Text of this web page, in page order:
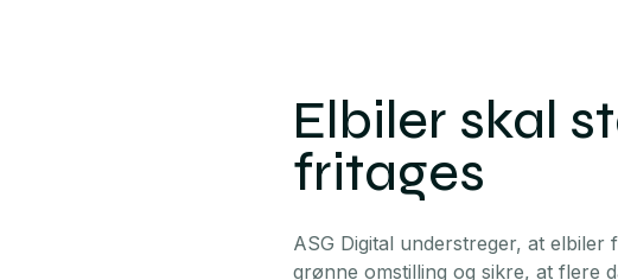
Elbiler skal
fritages
ASG Digital understreger, at
grønne omstilling og sikre, at flere